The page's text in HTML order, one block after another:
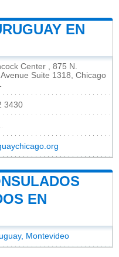
EN
Center , 875 N.
Suite 1318, Chicago
3430
EN
Montevideo